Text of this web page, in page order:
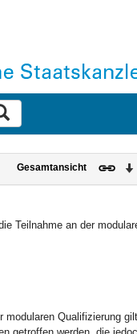
zurücksetzen
Gesamtansicht
Teilnahme an der
modularen Qualifizierung